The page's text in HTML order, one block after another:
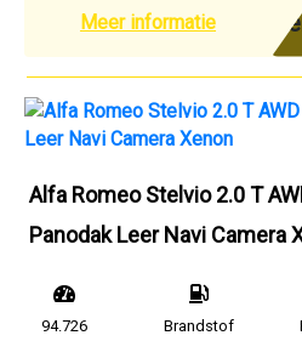
Meer informatie
Alfa Romeo Stelvio 2.0 T
Panodak Leer Navi Camera
94.726
Brandstof